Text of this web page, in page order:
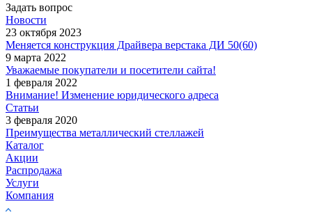
Задать вопрос
Новости
23 октября 2023
Меняется конструкция Драйвера верстака ДИ 50(60)
9 марта 2022
Уважаемые покупатели и посетители сайта!
1 февраля 2022
Внимание! Изменение юридического адреса
Статьи
3 февраля 2020
Преимущества металлический стеллажей
Каталог
Акции
Распродажа
Услуги
Компания